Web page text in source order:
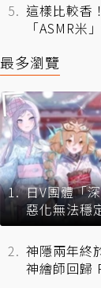
這樣比較香
「ASMR米
最多瀏覽
日V團體「
惡化無法穩
來去向
神隱兩年終
神繪師回歸